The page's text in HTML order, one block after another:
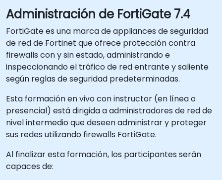
Administración de FortiGate 7.4
FortiGate es una marca de appliances de seguridad
de red de Fortinet que ofrece protección contra
firewalls con y sin estado, administrando e
inspeccionando el tráfico de red entrante y saliente
según reglas de seguridad predeterminadas.
Esta formación en vivo con instructor (en línea o
presencial) está dirigida a administradores de red de
nivel intermedio que deseen administrar y proteger
sus redes utilizando firewalls FortiGate.
Al finalizar esta formación, los participantes serán
capaces de: